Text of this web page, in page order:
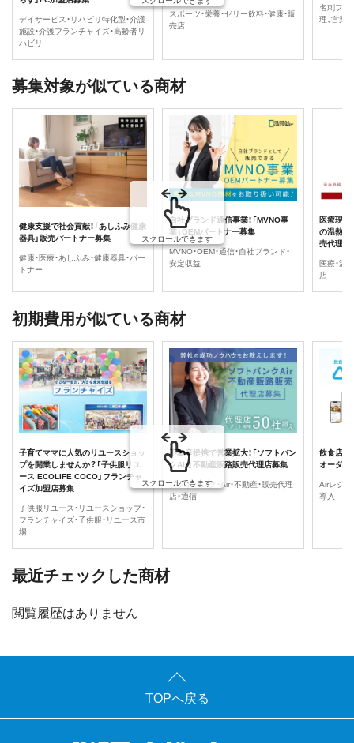
デイサービス・リハビリ特化型・介護
施設・介護フランチャイズ・高齢者リ
ハビリ
スポーツ・栄養・ゼリー飲料・健康・販
売店
名刺フォ
理、営業
募集対象が似ている商材
健康支援で社会貢献！「あしふみ健康
器具」販売パートナー募集
健康・医療・あしふみ・健康器具・パー
トナー
自社ブランド通信事業！「MVNO事
業」OEMパートナー募集
MVNO・OEM・通信・自社ブランド・
安定収益
医療現場
の温熱ベ
売代理店
医療・温
店
スクロールできます
初期費用が似ている商材
子育てママに人気のリユースショッ
プを開業しませんか？「子供服リユ
ース ECOLIFE COCO」フランチャ
イズ加盟店募集
子供服リユース・リユースショップ・
フランチャイズ・子供服・リユース市
場
不動産提携で営業拡大！「ソフトバン
クAir」不動産販路販売代理店募集
ソフトバンク・Air・不動産・販売代理
店・通信
飲食店に
オーダー
Airレジ・
導入
スクロールできます
最近チェックした商材
閲覧履歴はありません
TOPへ戻る